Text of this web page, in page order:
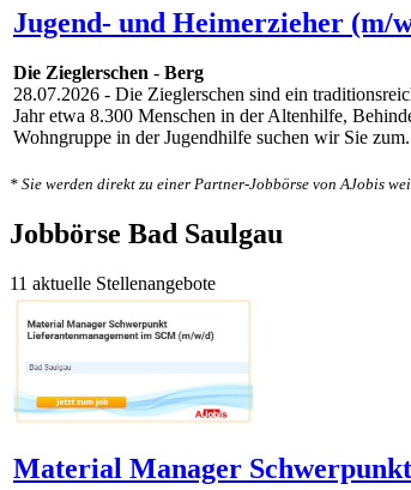
Jugend- und Heimerzieher (m/
Die Zieglerschen - Berg
28.07.2026 - Die Zieglerschen sind ein
Jahr etwa 8.300 Menschen in der Altenhilfe,
Wohngruppe in der Jugendhilfe suchen wir Sie
* Sie werden direkt zu einer Partner-Jobbörse von AJobis
Jobbörse Bad Saulgau
11 aktuelle Stellenangebote
Material Manager